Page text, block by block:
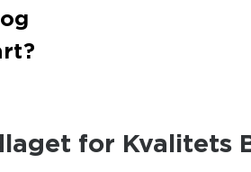
for Kvalitets